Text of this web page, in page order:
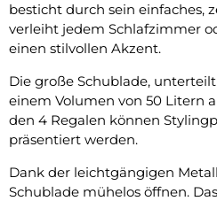
besticht durch sein einfaches,
verleiht jedem Schlafzimmer
einen stilvollen Akzent.
Die große Schublade,
einem Volumen von 50 Litern
den 4 Regalen können
präsentiert werden.
Dank der leichtgängigen
Schublade mühelos öffnen.